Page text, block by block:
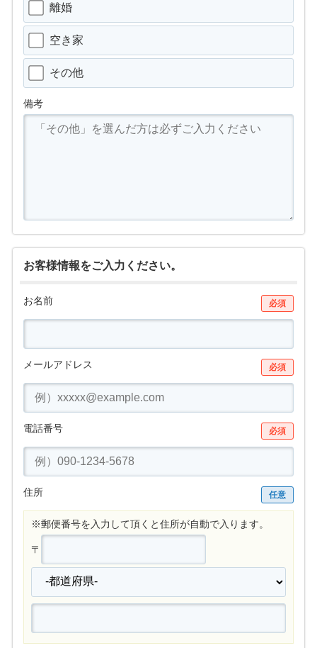
離婚
空き家
その他
備考
お客様情報をご入力ください。
お名前 必須
メールアドレス 必須
電話番号 必須
住所 任意
※郵便番号を入力して頂くと住所が自動で入ります。
〒